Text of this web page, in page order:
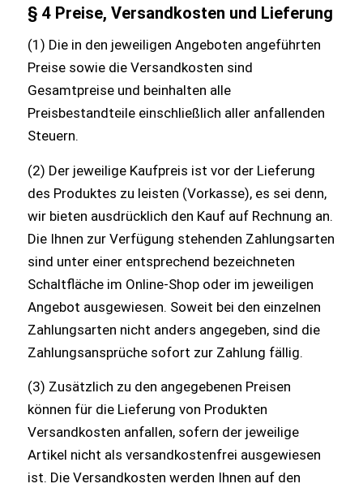
§ 4 Preise, Versandkosten und Lieferung
(1) Die in den jeweiligen Angeboten angeführten
Preise sowie die Versandkosten sind
Gesamtpreise und beinhalten alle
Preisbestandteile einschließlich aller anfallenden
Steuern.
(2) Der jeweilige Kaufpreis ist vor der Lieferung
des Produktes zu leisten (Vorkasse), es sei denn,
wir bieten ausdrücklich den Kauf auf Rechnung an.
Die Ihnen zur Verfügung stehenden Zahlungsarten
sind unter einer entsprechend bezeichneten
Schaltfläche im Online-Shop oder im jeweiligen
Angebot ausgewiesen. Soweit bei den einzelnen
Zahlungsarten nicht anders angegeben, sind die
Zahlungsansprüche sofort zur Zahlung fällig.
(3) Zusätzlich zu den angegebenen Preisen
können für die Lieferung von Produkten
Versandkosten anfallen, sofern der jeweilige
Artikel nicht als versandkostenfrei ausgewiesen
ist. Die Versandkosten werden Ihnen auf den